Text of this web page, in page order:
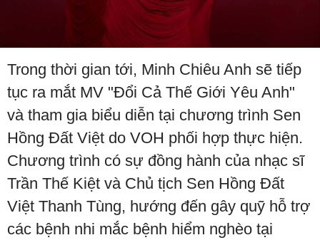
Trong thời gian tới, Minh Chiêu Anh sẽ tiếp
tục ra mắt MV "Đổi Cả Thế Giới Yêu Anh"
và tham gia biểu diễn tại chương trình Sen
Hồng Đất Việt do VOH phối hợp thực hiện.
Chương trình có sự đồng hành của nhạc sĩ
Trần Thế Kiệt và Chủ tịch Sen Hồng Đất
Việt Thanh Tùng, hướng đến gây quỹ hỗ trợ
các bệnh nhi mắc bệnh hiểm nghèo tại